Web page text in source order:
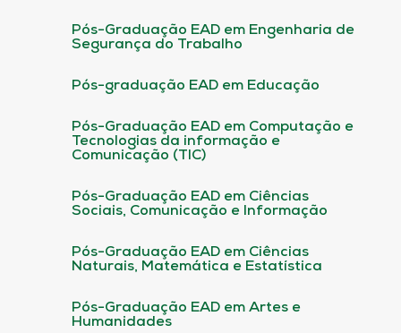
Pós-Graduação EAD em Engenharia de
Segurança do Trabalho
Pós-graduação EAD em Educação
Pós-Graduação EAD em Computação e
Tecnologias da informação e
Comunicação (TIC)
Pós-Graduação EAD em Ciências
Sociais, Comunicação e Informação
Pós-Graduação EAD em Ciências
Naturais, Matemática e Estatística
Pós-Graduação EAD em Artes e
Humanidades